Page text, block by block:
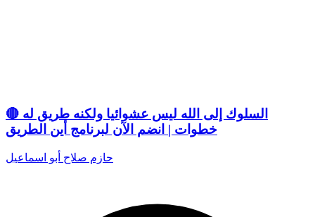
🔴 السلوك إلى الله ليس عشوائيا ولكنه طريق له
خطوات | انضم الآن لبرنامج أين الطريق
حازم صلاح أبو اسماعيل